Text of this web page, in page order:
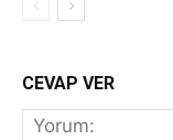
CEVAP VER